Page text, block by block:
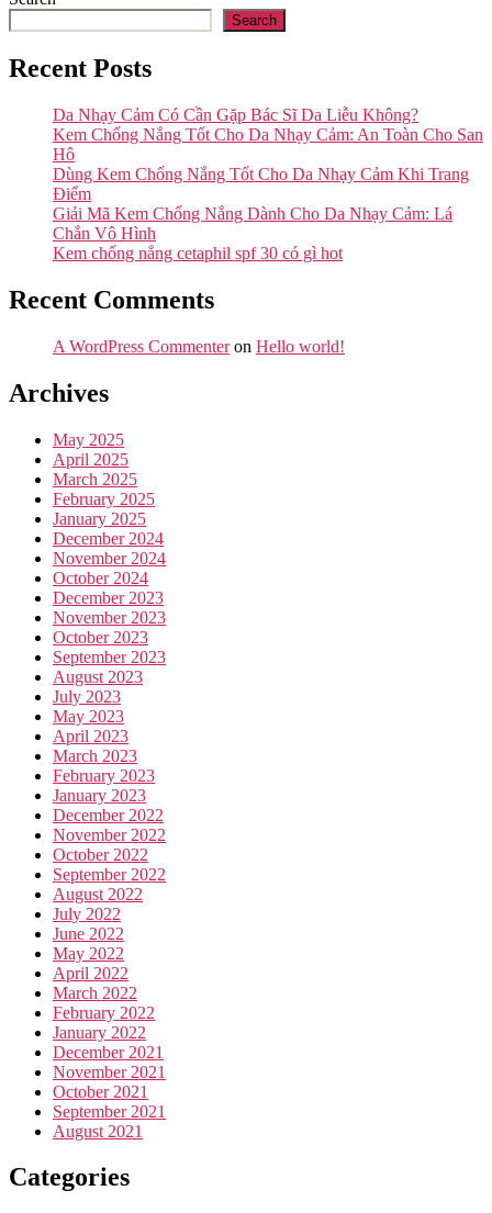
Search
Recent Posts
Da Nhạy Cảm Có Cần Gặp Bác Sĩ Da Liễu Không?
Kem Chống Nắng Tốt Cho Da Nhạy Cảm: An Toàn Cho San
Hô
Dùng Kem Chống Nắng Tốt Cho Da Nhạy Cảm Khi Trang
Điểm
Giải Mã Kem Chống Nắng Dành Cho Da Nhạy Cảm: Lá
Chắn Vô Hình
Kem chống nắng cetaphil spf 30 có gì hot
Recent Comments
A WordPress Commenteron Hello world!
Archives
May 2025
April 2025
March 2025
February 2025
January 2025
December 2024
November 2024
October 2024
December 2023
November 2023
October 2023
September 2023
August 2023
July 2023
May 2023
April 2023
March 2023
February 2023
January 2023
December 2022
November 2022
October 2022
September 2022
August 2022
July 2022
June 2022
May 2022
April 2022
March 2022
February 2022
January 2022
December 2021
November 2021
October 2021
September 2021
August 2021
Categories